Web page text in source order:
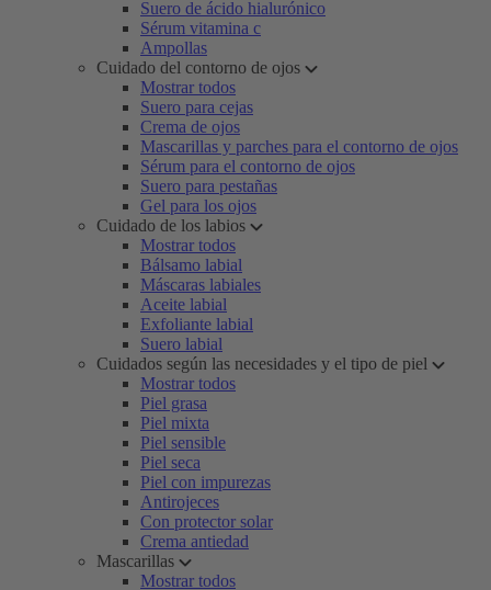
Suero de ácido hialurónico
Sérum vitamina c
Ampollas
Cuidado del contorno de ojos
Mostrar todos
Suero para cejas
Crema de ojos
Mascarillas y parches para el contorno de ojos
Sérum para el contorno de ojos
Suero para pestañas
Gel para los ojos
Cuidado de los labios
Mostrar todos
Bálsamo labial
Máscaras labiales
Aceite labial
Exfoliante labial
Suero labial
Cuidados según las necesidades y el tipo de piel
Mostrar todos
Piel grasa
Piel mixta
Piel sensible
Piel seca
Piel con impurezas
Antirojeces
Con protector solar
Crema antiedad
Mascarillas
Mostrar todos